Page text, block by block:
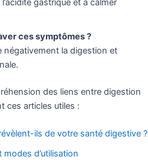
gastrique et à calmer
ces symptômes ?
négativement la digestion et
des liens entre digestion
ces articles utiles :
ils de votre santé digestive ?
d’utilisation